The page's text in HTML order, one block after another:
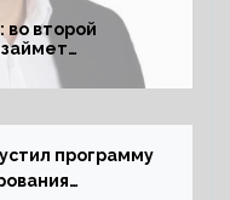
во второй
программу